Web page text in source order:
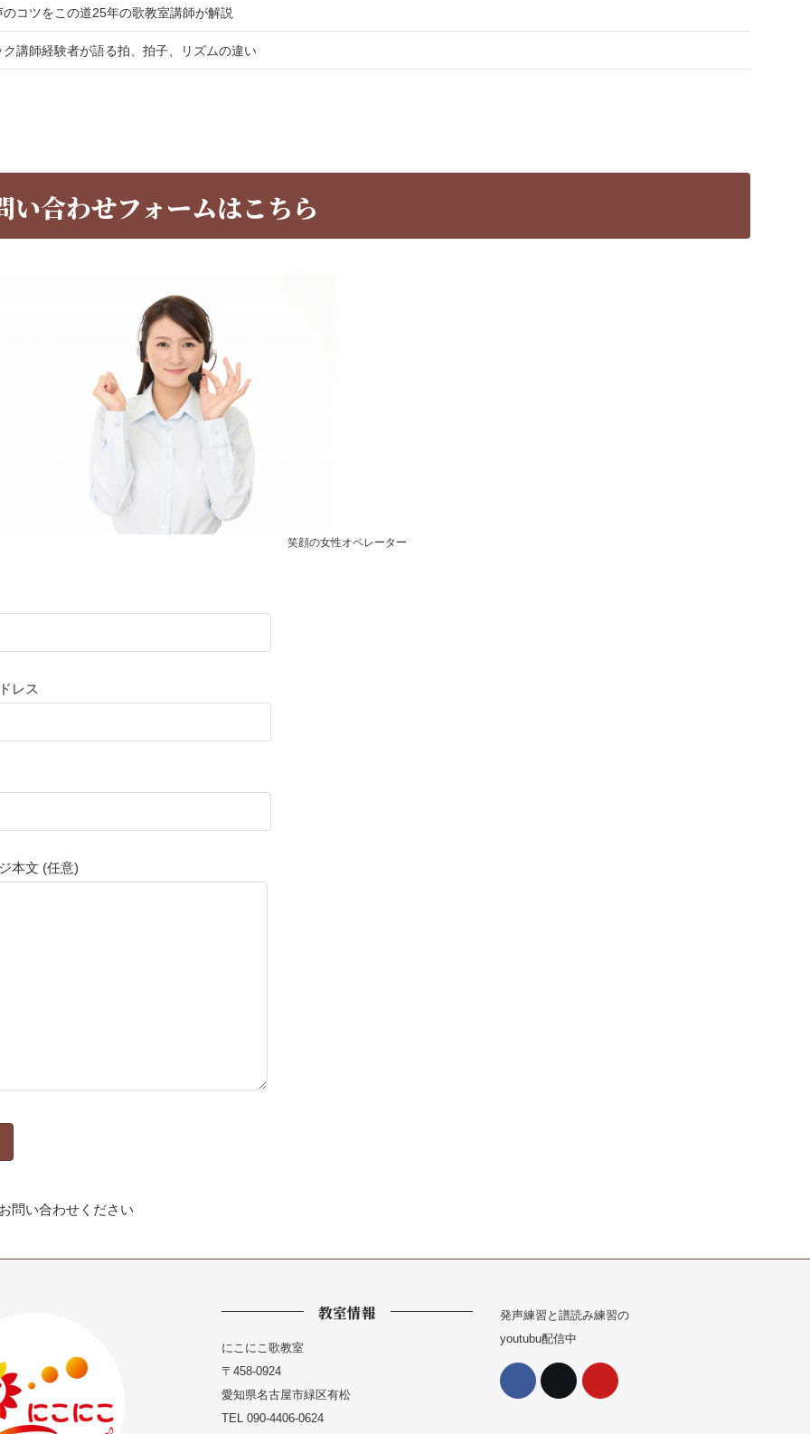
のコツをこの道25年の歌教室講師が解説
ク講師経験者が語る拍、拍子、リズムの違い
い合わせフォームはこちら
笑顔の女性オペレーター
レス
本文 (任意)
問い合わせください
教室情報
にこにこ歌教室
〒458-0924
愛知県名古屋市緑区有松
TEL 090-4406-0624
発声練習と譜読み練習の
youtubu配信中